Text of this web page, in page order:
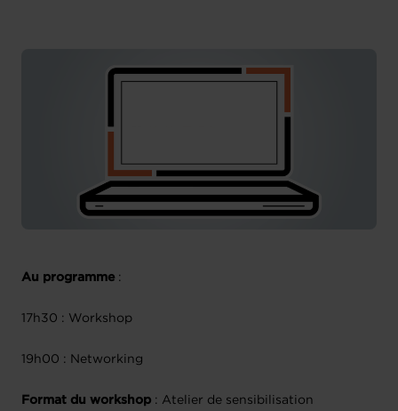
Au programme :
17h30 : Workshop
19h00 : Networking
Format du workshop : Atelier de sensibilisation